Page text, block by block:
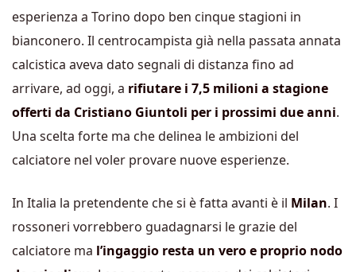
esperienza a Torino dopo ben cinque stagioni in
bianconero. Il centrocampista già nella passata annata
calcistica aveva dato segnali di distanza fino ad
arrivare, ad oggi, a rifiutare i 7,5 milioni a stagione
offerti da Cristiano Giuntoli per i prossimi due anni.
Una scelta forte ma che delinea le ambizioni del
calciatore nel voler provare nuove esperienze.
In Italia la pretendente che si è fatta avanti è il Milan. I
rossoneri vorrebbero guadagnarsi le grazie del
calciatore ma l’ingaggio resta un vero e proprio nodo